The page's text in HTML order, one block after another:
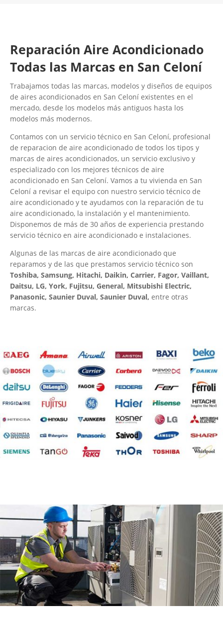
Reparación Aire Acondicionado
Todas las Marcas en San Celoní
Trabajamos todas las marcas, modelos y diseños de equipos
de aires acondicionados en San Celoní existentes en el
mercado, desde los modelos más antiguos hasta los
modelos más modernos.
Contamos con un servicio técnico en San Celoní, profesional
de reparacion de aire acondicionado de todos los tipos y
marcas de aires acondicionados, un servicio exclusivo y
especializado con los mejores técnicos de aire
acondicionado en San Celoní. Vamos a tu vivienda en San
Celoní a revisar el equipo con nuestro servicio técnico de
aire acondicionado y te ayudamos con la reparación de tu
aire acondicionado, la instalación y el mantenimiento.
Disponemos de más de 30 años de experiencia prestando
servicio técnico en aire acondicionado e instalaciones.
Algunas de las marcas de aire acondicionado que
reparamos y de las que prestamos servicio técnico son
Toshiba, Samsung, Hitachi, Daikin, Carrier, Fagor, Vaillant,
Daitsu, LG, York, Fujitsu, General, Mitsubishi Electric,
Panasonic, Saunier Duval, Saunier Duval, entre otras
marcas.